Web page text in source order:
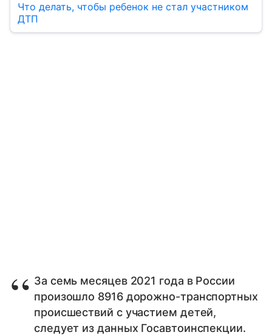
Что делать, чтобы ребенок не стал участником
ДТП
За семь месяцев 2021 года в России
произошло 8916 дорожно-транспортных
происшествий с участием детей,
следует из данных Госавтоинспекции.